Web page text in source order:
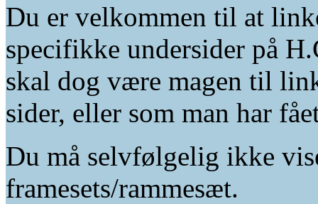
Du er velkommen til at
specifikke undersider på
skal dog være magen til
sider, eller som man har
Du må selvfølgelig ikke
framesets/rammesæt.